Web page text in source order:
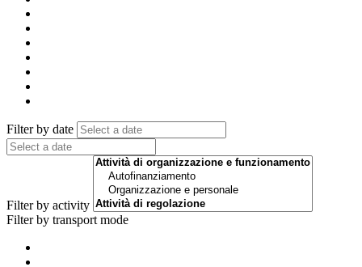
Filter by date
Filter by activity
Filter by transport mode